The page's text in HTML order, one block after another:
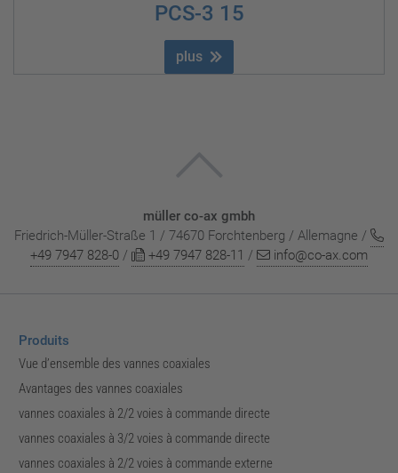
PCS-3 15
plus
müller co-ax gmbh
Friedrich-Müller-Straße 1 / 74670 Forchtenberg / Allemagne /
+49 7947 828-0 / +49 7947 828-11 / info@co-ax.com
Produits
Vue d’ensemble des vannes coaxiales
Avantages des vannes coaxiales
vannes coaxiales à 2/2 voies à commande directe
vannes coaxiales à 3/2 voies à commande directe
vannes coaxiales à 2/2 voies à commande externe